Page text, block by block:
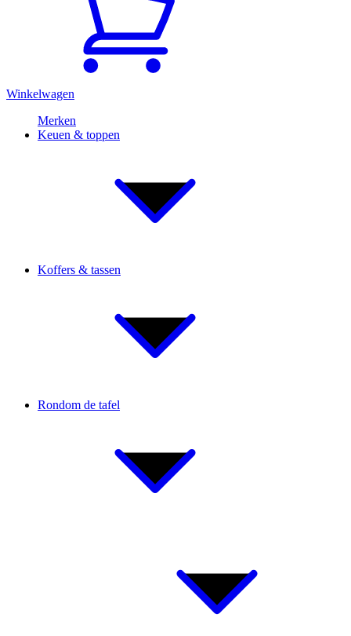
Winkelwagen
Merken
Keuen & toppen
Koffers & tassen
Rondom de tafel